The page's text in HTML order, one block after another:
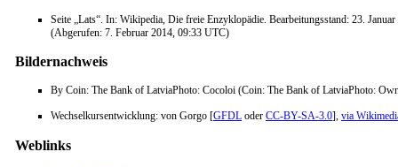
Seite „Lats“. In: Wikipedia, Die freie Enzyklopädie. Bearbeitungsstand: 23.
(Abgerufen: 7. Februar 2014, 09:33 UTC)
Bildernachweis
By Coin: The Bank of LatviaPhoto: Cocoloi (Coin: The Bank of LatviaPhoto:
Wechselkursentwicklung: von Gorgo [GFDL oder CC-BY-SA-3.0], via
Weblinks